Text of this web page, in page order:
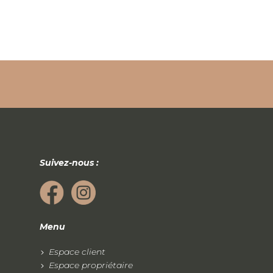
Suivez-nous :
Menu
Espace client
Espace propriétaire